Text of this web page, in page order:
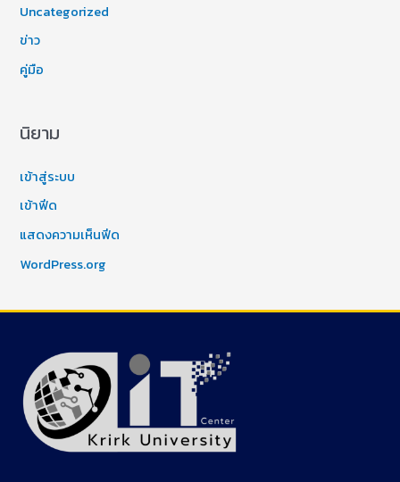
Uncategorized
ข่าว
คู่มือ
นิยาม
เข้าสู่ระบบ
เข้าฟีด
แสดงความเห็นฟีด
WordPress.org